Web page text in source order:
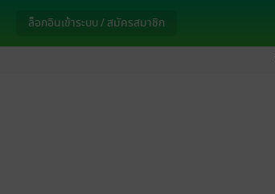
ล็อกอินเข้าระบบ / สมัครสมาชิก